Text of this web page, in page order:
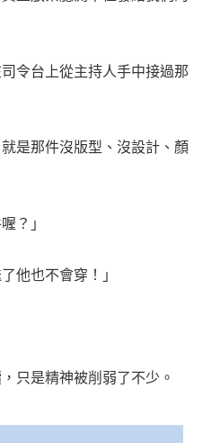
令台上從主持人手中接過那
是那件沒版型、沒設計、顏
？」
他也不會穿！」
只是精神被削弱了不少。